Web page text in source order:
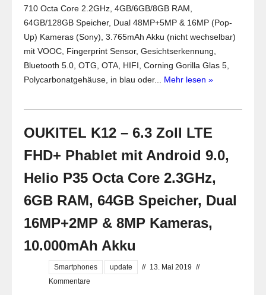
710 Octa Core 2.2GHz, 4GB/6GB/8GB RAM,
64GB/128GB Speicher, Dual 48MP+5MP & 16MP (Pop-
Up) Kameras (Sony), 3.765mAh Akku (nicht wechselbar)
mit VOOC, Fingerprint Sensor, Gesichtserkennung,
Bluetooth 5.0, OTG, OTA, HIFI, Corning Gorilla Glas 5,
Polycarbonatgehäuse, in blau oder... Mehr lesen »
OUKITEL K12 – 6.3 Zoll LTE
FHD+ Phablet mit Android 9.0,
Helio P35 Octa Core 2.3GHz,
6GB RAM, 64GB Speicher, Dual
16MP+2MP & 8MP Kameras,
10.000mAh Akku
Smartphones update // 13. Mai 2019 //
Kommentare